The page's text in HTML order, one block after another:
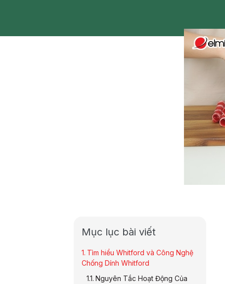
Mục lục bài viết
Tìm hiểu Whitford và Công Nghệ
Chống Dính Whitford
Nguyên Tắc Hoạt Động Của